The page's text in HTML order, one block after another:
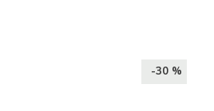
-30 %